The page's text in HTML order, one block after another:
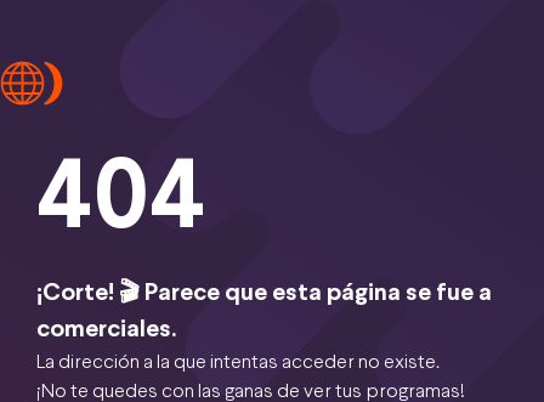
404
¡Corte! 🎬 Parece que esta página se fue a
comerciales.
La dirección a la que intentas acceder no existe.
¡No te quedes con las ganas de ver tus programas!